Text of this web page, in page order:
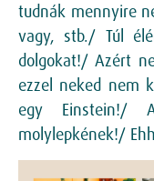
tudnák mennyire
vagy, stb./ Túl
dolgokat!/ Azért
ezzel neked nem
egy Einstein!/
molylepkének!/